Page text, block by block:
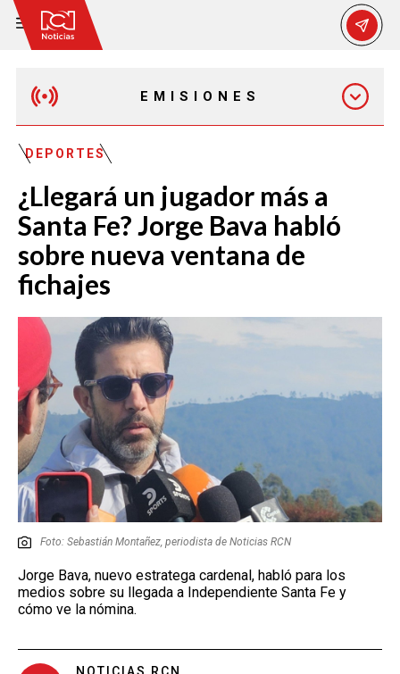
EMISIONES
EMISIÓN 12:30 PM
EMISIÓN 7:00 PM
EMISIÓN 11:30 PM
DEPORTES
¿Llegará un jugador más a
Santa Fe? Jorge Bava habló
sobre nueva ventana de
fichajes
Foto: Sebastián Montañez, periodista de Noticias RCN
Jorge Bava, nuevo estratega cardenal, habló para los
medios sobre su llegada a Independiente Santa Fe y
cómo ve la nómina.
NOTICIAS RCN